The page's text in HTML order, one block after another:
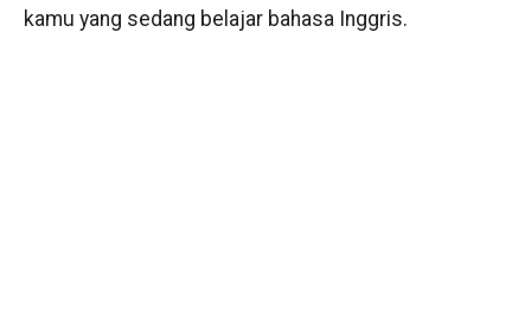
kamu yang sedang belajar bahasa Inggris.